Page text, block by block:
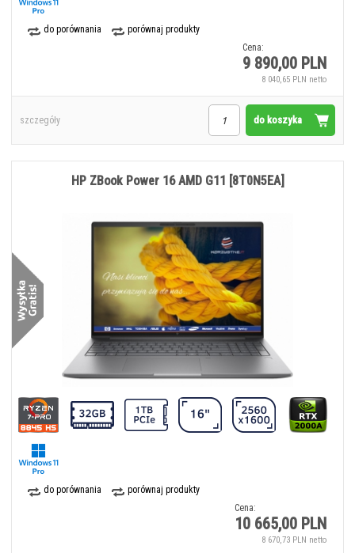
do porównania
porównaj produkty
Cena:
9 890,00 PLN
8 040,65 PLN netto
do koszyka
szczegóły
do porównania
porównaj produkty
Cena:
10 665,00 PLN
8 670,73 PLN netto
HP ZBook Power 16 AMD G11 [8T0N5EA]